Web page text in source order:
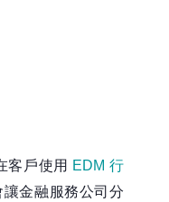
客戶使用 EDM 行
金融服務公司分